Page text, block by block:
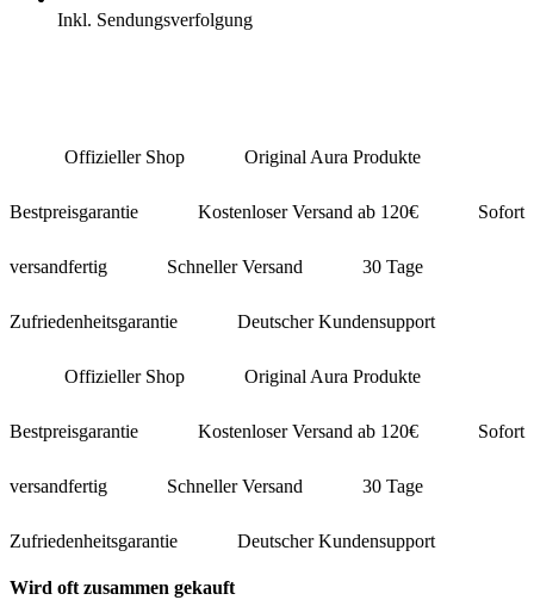
Inkl. Sendungsverfolgung
Offizieller Shop Original Aura Produkte
Bestpreisgarantie Kostenloser Versand ab 120€ Sofort
versandfertig Schneller Versand 30 Tage
Zufriedenheitsgarantie Deutscher Kundensupport
Offizieller Shop Original Aura Produkte
Bestpreisgarantie Kostenloser Versand ab 120€ Sofort
versandfertig Schneller Versand 30 Tage
Zufriedenheitsgarantie Deutscher Kundensupport
Wird oft zusammen gekauft